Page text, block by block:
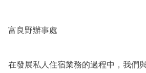
富良野辦事處
在發展私人住宿業務的過程中，我們